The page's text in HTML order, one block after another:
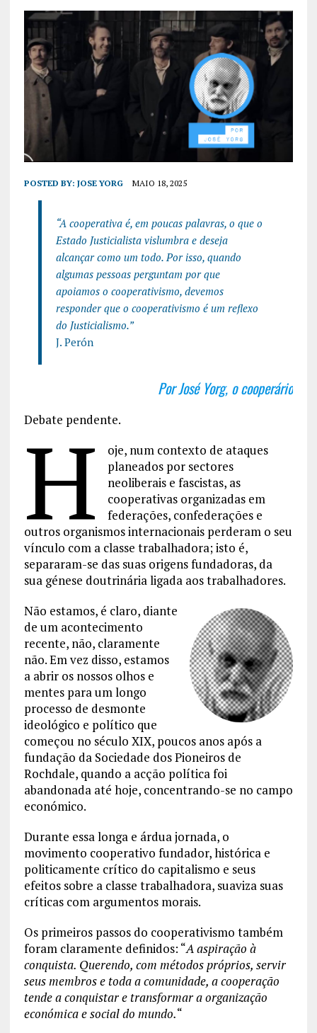
POSTED BY: JOSE YORG MAIO 18, 2025
“A cooperativa é, em poucas palavras, o que o
Estado Justicialista vislumbra e deseja
alcançar como um todo. Por isso, quando
algumas pessoas perguntam por que
apoiamos o cooperativismo, devemos
responder que o cooperativismo é um reflexo
do Justicialismo.”
J. Perón
Por José Yorg, o cooperário
Debate pendente.
H
oje, num contexto de ataques
planeados por sectores
neoliberais e fascistas, as
cooperativas organizadas em
federações, confederações e
outros organismos internacionais perderam o seu
vínculo com a classe trabalhadora; isto é,
separaram-se das suas origens fundadoras, da
sua génese doutrinária ligada aos trabalhadores.
Não estamos, é claro, diante
de um acontecimento
recente, não, claramente
não. Em vez disso, estamos
a abrir os nossos olhos e
mentes para um longo
processo de desmonte
ideológico e político que
começou no século XIX, poucos anos após a
fundação da Sociedade dos Pioneiros de
Rochdale, quando a acção política foi
abandonada até hoje, concentrando-se no campo
económico.
Durante essa longa e árdua jornada, o
movimento cooperativo fundador, histórica e
politicamente crítico do capitalismo e seus
efeitos sobre a classe trabalhadora, suaviza suas
críticas com argumentos morais.
Os primeiros passos do cooperativismo também
foram claramente definidos: “A aspiração à
conquista. Querendo, com métodos próprios, servir
seus membros e toda a comunidade, a cooperação
tende a conquistar e transformar a organização
económica e social do mundo.“